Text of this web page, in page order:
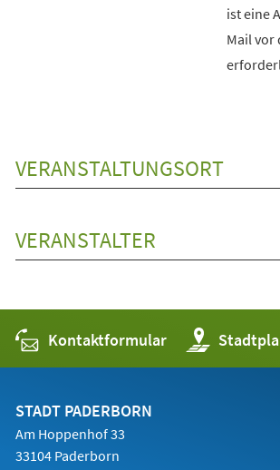
ist eine
Mail vor
VERANSTALTUNGSORT
VERANSTALTER
Kontaktformular (Öffnet
in
einem
STADT PADERBORN
Am Hoppenhof 33
33104 Paderborn